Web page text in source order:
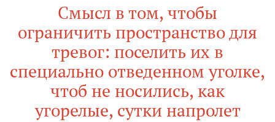
Смысл в том, чтобы
ограничить пространство для
тревог: поселить их в
специально отведенном уголке,
чтоб не носились, как
угорелые, сутки напролет